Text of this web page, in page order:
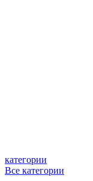
категории
Все категории